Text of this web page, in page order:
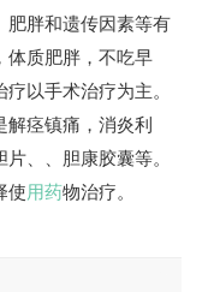
肥胖和遗传因素等有
体质肥胖，不吃早
以手术治疗为主。
痉镇痛，消炎利
、
、胆康胶囊等。
使用药物治疗。